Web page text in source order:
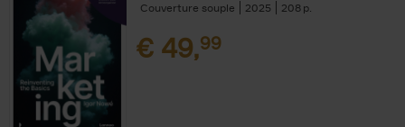
Couverture souple
2025 208
€ 49,99